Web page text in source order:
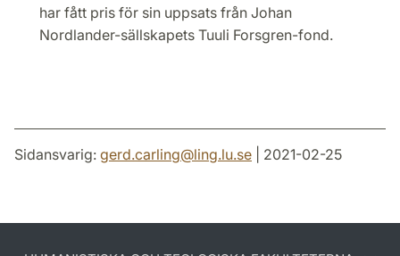
har fått pris för sin uppsats från Johan
Nordlander-sällskapets Tuuli Forsgren-fond.
Sidansvarig: gerd.carling@ling.lu.se | 2021-02-25